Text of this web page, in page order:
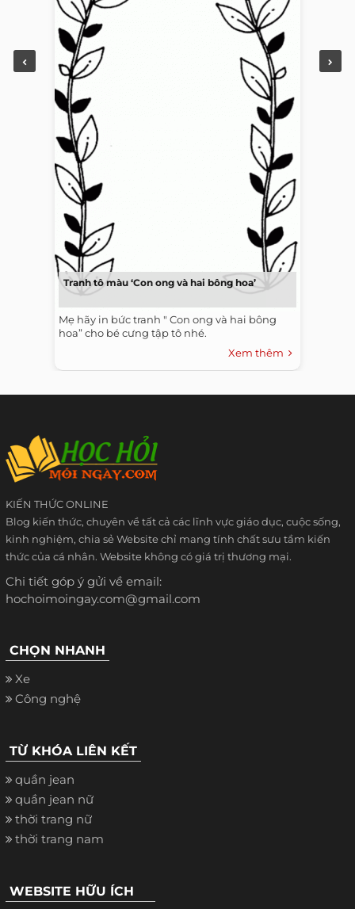
Tranh tô màu ‘Con ong và hai bông hoa’
Mẹ hãy in bức tranh " Con ong và hai bông
hoa” cho bé cưng tập tô nhé.
Xem thêm
KIẾN THỨC ONLINE
Blog kiến thức, chuyên về tất cả các lĩnh vực giáo dục, cuộc sống,
kinh nghiệm, chia sẻ Website chỉ mang tính chất sưu tầm kiến
thức của cá nhân. Website không có giá trị thương mại.
Chi tiết góp ý gửi về email:
hochoimoingay.com@gmail.com
CHỌN NHANH
Xe
Công nghệ
TỪ KHÓA LIÊN KẾT
quần jean
quần jean nữ
thời trang nữ
thời trang nam
WEBSITE HỮU ÍCH